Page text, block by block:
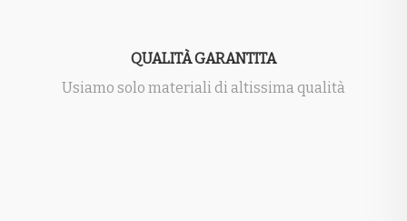
QUALITÀ GARANTITA
Usiamo solo materiali di altissima qualità